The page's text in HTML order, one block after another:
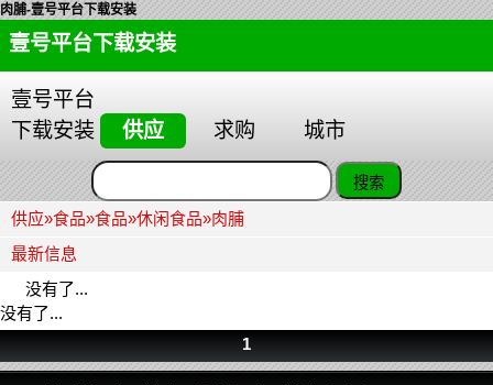
肉脯-壹号平台下载安装
壹号平台下载安装
壹号平台
下载安装
供应 求购 城市
供应»食品»食品»休闲食品»肉脯
最新信息
没有了...
没有了...
1